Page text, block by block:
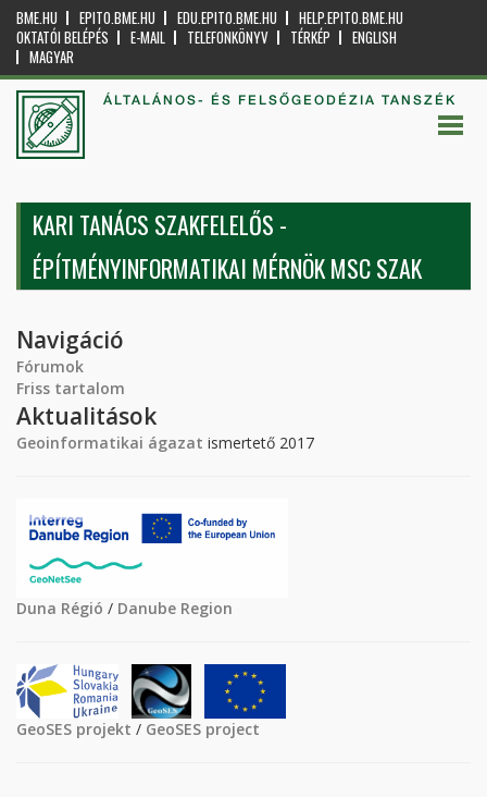
BME.HU EPITO.BME.HU EDU.EPITO.BME.HU
HELP.EPITO.BME.HU
OKTATÓI BELÉPÉS
E-MAIL TELEFONKÖNYV TÉRKÉP
ENGLISH
MAGYAR
ÁLTALÁNOS- ÉS FELSŐGEODÉZIA TANSZÉK
KARI TANÁCS SZAKFELELŐS -
ÉPÍTMÉNYINFORMATIKAI MÉRNÖK MSC SZAK
Navigáció
Fórumok
Friss tartalom
Aktualitások
Geoinformatikai ágazat ismertető 2017
Duna Régió / Danube Region
GeoSES projekt / GeoSES project